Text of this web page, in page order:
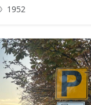
1952